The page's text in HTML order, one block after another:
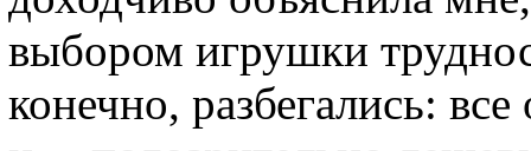
выбором игрушки
конечно, разбегались: